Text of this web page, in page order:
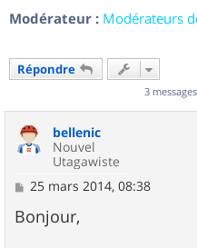
Modérateur : Modérateurs
Répondre
3
bellenic
Nouvel
Utagawiste
M
s
s
25 mars 2014, 08:38
Bonjour,